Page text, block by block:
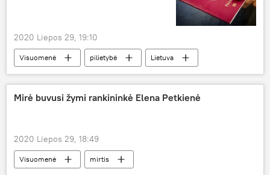
2020 Liepos 29, 19:10
Visuomenė pilietybė Lietuva
Mirė buvusi žymi rankininkė Elena Petkienė
2020 Liepos 29, 18:49
Visuomenė
mirtis